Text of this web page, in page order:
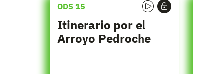
ODS 15
Itinerario por el
Arroyo Pedroche